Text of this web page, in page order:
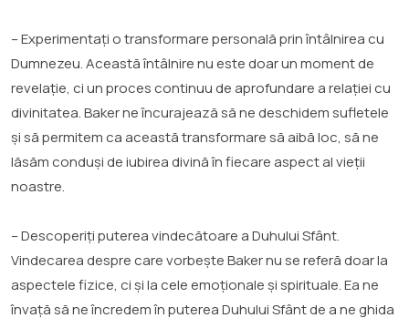
– Experimentați o transformare personală prin întâlnirea cu
Dumnezeu. Această întâlnire nu este doar un moment de
revelație, ci un proces continuu de aprofundare a relației cu
divinitatea. Baker ne încurajează să ne deschidem sufletele
și să permitem ca această transformare să aibă loc, să ne
lăsăm conduși de iubirea divină în fiecare aspect al vieții
noastre.
– Descoperiți puterea vindecătoare a Duhului Sfânt.
Vindecarea despre care vorbește Baker nu se referă doar la
aspectele fizice, ci și la cele emoționale și spirituale. Ea ne
învață să ne încredem în puterea Duhului Sfânt de a ne ghida